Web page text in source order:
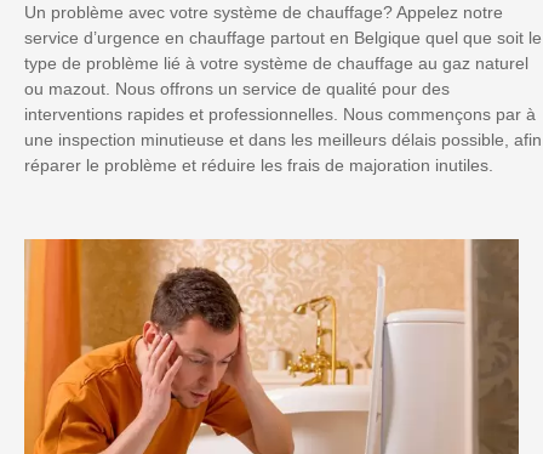
Un problème avec votre système de chauffage? Appelez notre
service d’urgence en chauffage partout en Belgique quel que soit le
type de problème lié à votre système de chauffage au gaz naturel
ou mazout. Nous offrons un service de qualité pour des
interventions rapides et professionnelles. Nous commençons par à
une inspection minutieuse et dans les meilleurs délais possible, afin
réparer le problème et réduire les frais de majoration inutiles.